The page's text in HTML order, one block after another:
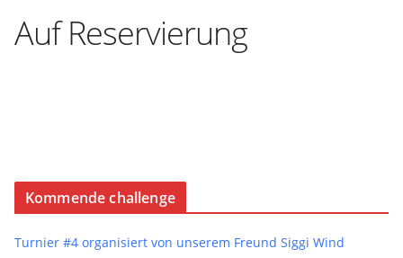
Auf Reservierung
Kommende challenge
Turnier #4 organisiert von unserem Freund Siggi Wind